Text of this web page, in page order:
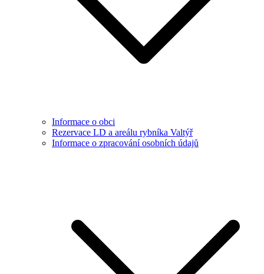
Informace o obci
Rezervace LD a areálu rybníka Valtýř
Informace o zpracování osobních údajů